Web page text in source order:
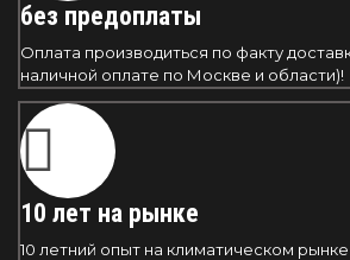
без предоплаты
Оплата производиться по факту
наличной оплате по Москве и области)!
10 лет на рынке
10 летний опыт на климатическом